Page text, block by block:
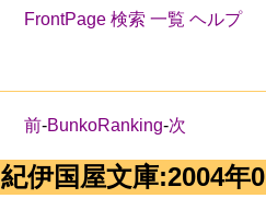
FrontPage 検索 一覧 ヘルプ
前-BunkoRanking-次
紀伊国屋文庫:2004年